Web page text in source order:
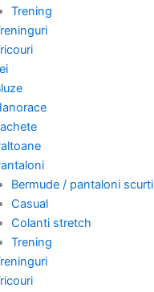
Trening
Bermude / pantaloni scurti
Casual
Colanti stretch
Trening